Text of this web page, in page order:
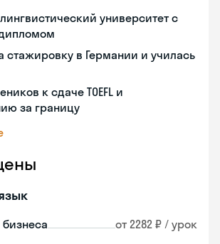
университет с
стажировку в Германии и училась
к сдаче TOEFL и
за границу
от 2282 ₽ / урок